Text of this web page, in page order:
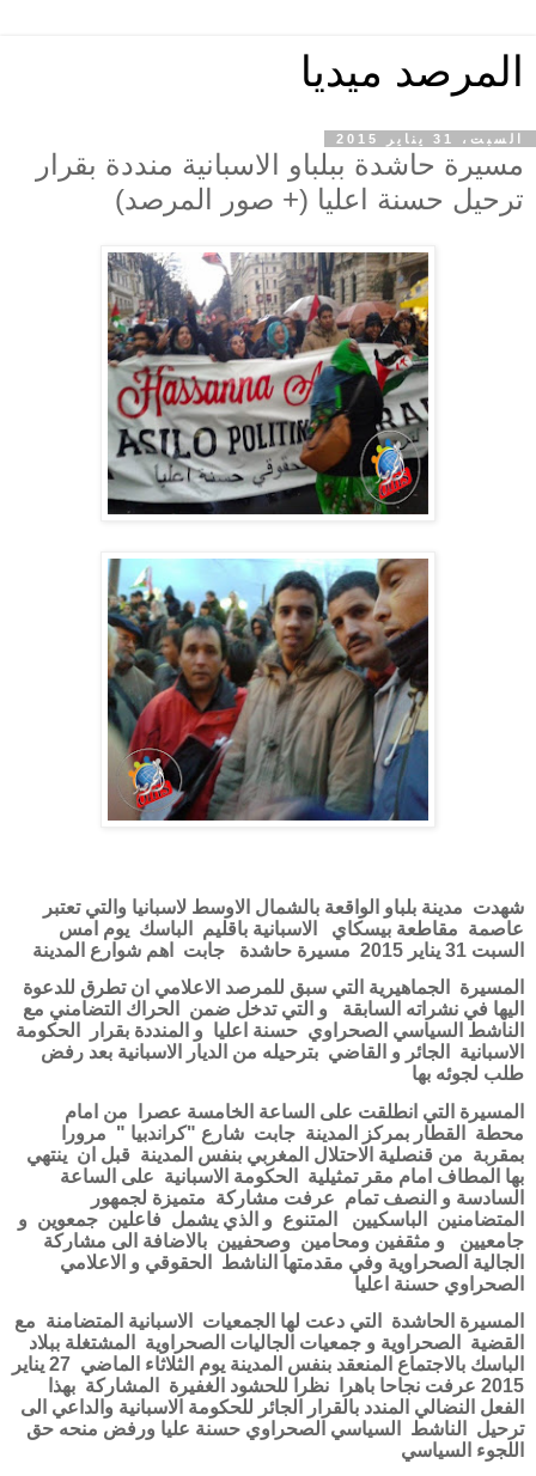
المرصد ميديا
السبت، 31 يناير 2015
مسيرة حاشدة ببلباو الاسبانية منددة بقرار
ترحيل حسنة اعليا (+ صور المرصد)
شهدت مدينة بلباو الواقعة بالشمال الاوسط لاسبانيا والتي تعتبر
عاصمة مقاطعة بيسكاي الاسبانية باقليم الباسك يوم امس
السبت 31 يناير 2015
مسيرة حاشدة جابت
اهم شوارع المدينة
المسيرة
الجماهيرية التي سبق للمرصد الاعلامي ان تطرق للدعوة
اليها في نشراته السابقة
و التي تدخل ضمن
الحراك التضامني مع
الناشط السياسي الصحراوي حسنة اعليا و المنددة بقرار
الحكومة
الاسبانية
الجائر و القاضي بترحيله من الديار الاسبانية بعد رفض
طلب لجوئه بها
المسيرة التي انطلقت على الساعة الخامسة عصرا
من امام
محطة
القطار بمركز المدينة جابت شارع "كراندبيا " مرورا
بمقربة من قنصلية الاحتلال المغربي بنفس المدينة قبل ان ينتهي
بها المطاف امام مقر تمثيلية
الحكومة الاسبانية على الساعة
السادسة و النصف تمام عرفت مشاركة متميزة لجمهور
المتضامنين
الباسكيين المتنوع و الذي يشمل فاعلين جمعوين و
جامعيين
و مثقفين ومحامين وصحفيين بالاضافة الى مشاركة
الجالية الصحراوية وفي مقدمتها الناشط
الحقوقي و الاعلامي
الصحراوي حسنة اعليا
المسيرة الحاشدة
التي دعت لها الجمعيات الاسبانية المتضامنة مع
القضية
الصحراوية و جمعيات الجاليات الصحراوية
المشتغلة ببلاد
الباسك بالاجتماع المنعقد بنفس المدينة يوم الثلاثاء الماضي
27 يناير
2015 عرفت نجاحا باهرا
نظرا للحشود الغفيرة المشاركة بهذا
الفعل النضالي المندد بالقرار الجائر للحكومة الاسبانية والداعي الى
ترحيل
الناشط
السياسي الصحراوي حسنة عليا ورفض منحه حق
اللجوء السياسي